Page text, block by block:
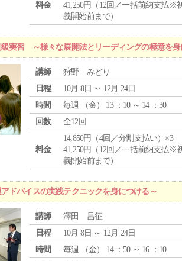
料金
41,250円（12回／一括前納支払※
義開始前まで）
実習 ～様々な展開法とリーディングの極意を身
講師
狩野 みどり
日程
10月 8日 ～ 12月 24日
時間
毎週 （金） 13 ：10 ～ 14 ：30
回数
全12回
料金
14,850円（4回／分割支払い）×3
41,250円（12回／一括前納支払※
義開始前まで）
ドバイスの実践テクニックを身につける～
講師
澤田 昌征
日程
10月 8日 ～ 12月 24日
時間
毎週 （金） 14 ：50 ～ 16 ：10